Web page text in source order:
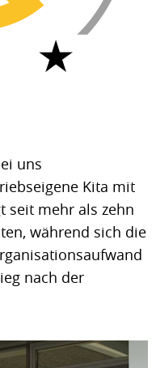
uns
Kita mit
seit mehr als zehn
während sich die
nach der